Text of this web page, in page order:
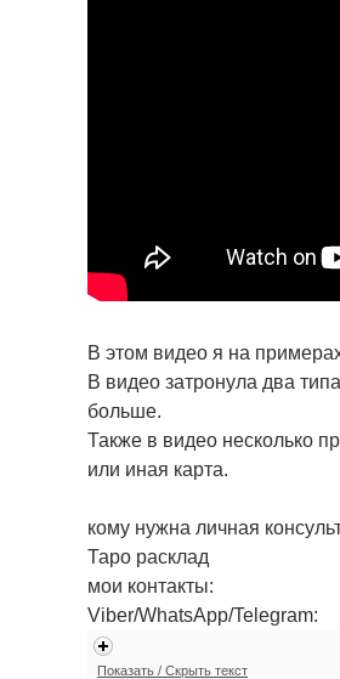
В этом видео я на
В видео затронула два
больше.
Также в видео несколько
или иная карта.
кому нужна личная
Таро расклад
мои контакты:
Viber/WhatsApp/Telegram:
Показать / Скрыть текст